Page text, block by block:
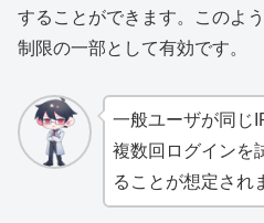
することができます。このよ
制限の一部として有効です。
一般ユーザが同じ
複数回ログインを
ることが想定され